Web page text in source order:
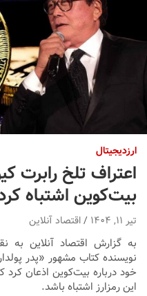
ارزدیجیتال
اعتراف تلخ رابرت
بیت‌کوین اشتباه
تیر ۱۱, ۱۴۰۴ اقتصاد آنلاین
به گزارش اقتصاد آنلاین به
نویسنده کتاب مشهور «پدر
خود درباره بیت‌کوین اذعان
این رمزارز اشتباه باشد.